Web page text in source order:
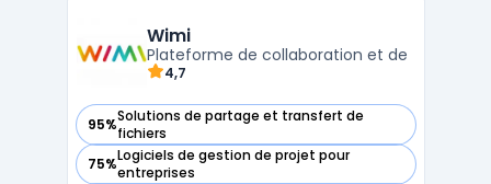
outil, les utilisateurs peuvent gérer
facilement leurs processus d ...
Wimi
Plateforme de collaboration et de
4,7
95%Solutions de partage et transfert de
fichiers
— voir Wimi dans cette catégorie
75%Logiciels de gestion de projet pour
entreprises
— voir Wimi dans cette catégorie